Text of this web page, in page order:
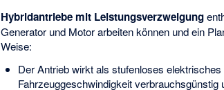
Hybridantriebe mit Leistungsverzweigung
Generator und Motor arbeiten können und ein
Weise:
Der Antrieb wirkt als stufenloses
Fahrzeuggeschwindigkeit verbrauchsgünstig